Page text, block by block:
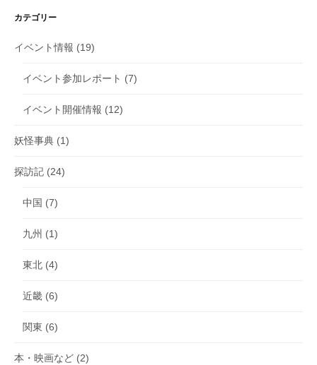
カテゴリー
イベント情報 (19)
イベント参加レポート (7)
イベント開催情報 (12)
妖怪事典 (1)
探訪記 (24)
中国 (7)
九州 (1)
東北 (4)
近畿 (6)
関東 (6)
本・映画など (2)